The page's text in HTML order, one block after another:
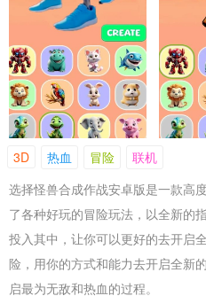
3D 热血 冒险
联机
选择怪兽合成作战安卓版是一款高
了各种好玩的冒险玩法，以全新的
投入其中，让你可以更好的去开启
险，用你的方式和能力去开启全新
启最为无敌和热血的过程。